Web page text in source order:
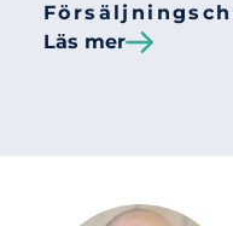
Läs mer